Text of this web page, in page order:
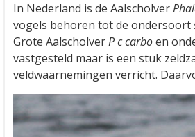
In Nederland is de Aalscholver
vogels behoren tot de ondersoort
Grote AalscholverP c carboen
vastgesteld maar is een stuk
veldwaarnemingen verricht.